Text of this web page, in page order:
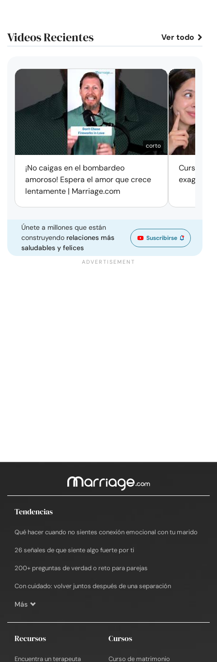
Videos Recientes Ver todo
corto
¡No caigas en el bombardeo
amoroso! Espera el amor que crece
lentamente | Marriage.com
Cursos
Únete a millones que están
construyendo relaciones más
saludables y felices
Suscribirse
Tendencias
Qué hacer cuando no sientes conexión emocional con tu marido
26 señales de que siente algo fuerte por ti
200+ preguntas de verdad o reto para parejas
Con cuidado: volver juntos después de una separación
Más
Recursos
Encuentra un terapeuta
Cursos
Curso de matrimonio